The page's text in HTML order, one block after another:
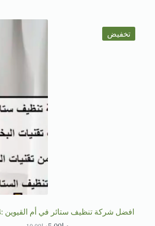
تخفيض
افضل شركة تنظيف ستائر في أم القيوين :0568950034